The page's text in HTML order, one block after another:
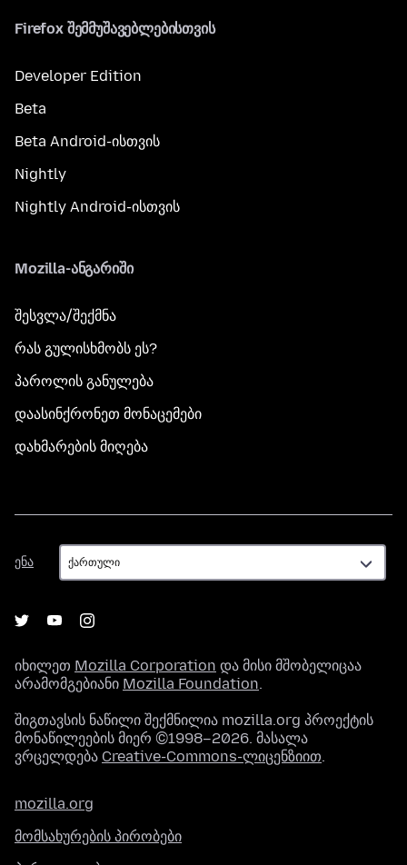
Firefox შემმუშავებლებისთვის
Developer Edition
Beta
Beta Android-ისთვის
Nightly
Nightly Android-ისთვის
Mozilla-ანგარიში
შესვლა/შექმნა
რას გულისხმობს ეს?
პაროლის განულება
დაასინქრონეთ მონაცემები
დახმარების მიღება
ენა
ენა
იხილეთ Mozilla Corporation და მისი მშობელიცაა
არამომგებიანი Mozilla Foundation.
შიგთავსის ნაწილი შექმნილია mozilla.org პროექტის
მონაწილეების მიერ ©1998–2026. მასალა
ვრცელდება Creative-Commons-ლიცენზიით.
mozilla.org
მომსახურების პირობები